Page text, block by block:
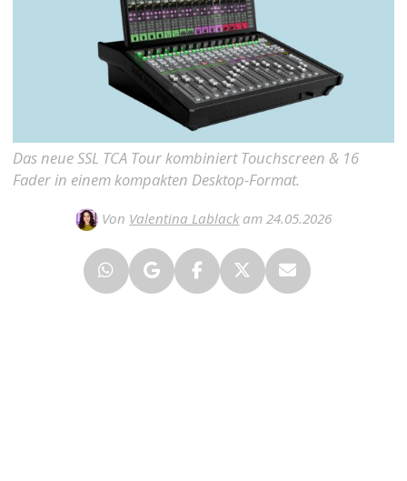
Das neue SSL TCA Tour kombiniert Touchscreen & 16
Fader in einem kompakten Desktop-Format.
Von Valentina Lablack am 24.05.2026